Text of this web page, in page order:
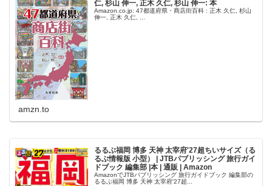
仁, 杉山 伸一, 正木 久仁, 杉山 伸一: 本
Amazon.co.jp: 47都道府県・商店街百科 : 正木 久仁, 杉山
伸一, 正木 久仁, ...
amzn.to
るるぶ福岡 博多 天神 太宰府'27超ちいサイズ（る
るぶ情報版 小型） | JTBパブリッシング 旅行ガイ
ドブック 編集部 |本 | 通販 | Amazon
AmazonでJTBパブリッシング 旅行ガイドブック 編集部の
るるぶ福岡 博多 天神 太宰府'27超...